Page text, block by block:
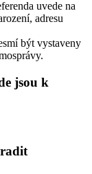
uvede na
adresu
být vystaveny
jsou k